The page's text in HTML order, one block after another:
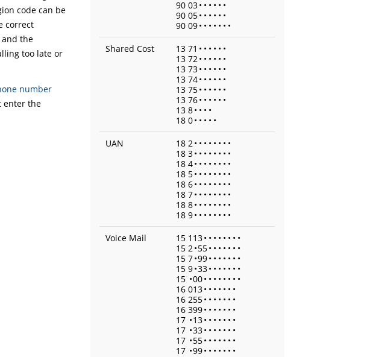
code can be
correct
the
too late or
number
enter the
90 03• • • • • •
90 05• • • • • •
90 09• • • • • • •
Shared Cost
13 71 • • • • • •
13 72• • • • • •
13 73• • • • • •
13 74• • • • • •
13 75• • • • • •
13 76• • • • • •
13 8• • • •
18 0• • • • •
UAN
18 2• • • • • • • •
18 3• • • • • • • •
18 4• • • • • • • •
18 5• • • • • • • •
18 6• • • • • • • •
18 7• • • • • • • •
18 8• • • • • • • •
18 9• • • • • • • •
Voice Mail
15 113• • • • • • • •
15 2•55• • • • • • •
15 7•99• • • • • • •
15 9•33• • • • • • •
15 •00• • • • • • • •
16 013• • • • • • •
16 255• • • • • • •
16 399• • • • • • •
17 •13• • • • • • •
17 •33• • • • • • •
17 •55• • • • • • •
17 •99• • • • • • •